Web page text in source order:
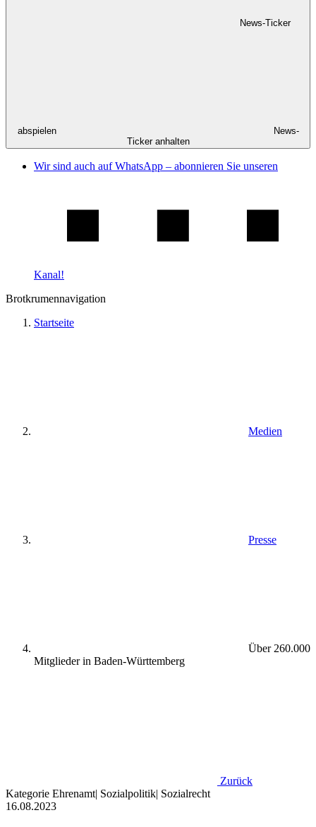
News-Ticker
abspielen
News-
Ticker anhalten
Wir sind auch auf WhatsApp – abonnieren Sie unseren
Kanal!
Brotkrumennavigation
Startseite
Medien
Presse
Über 260.000
Mitglieder in Baden-Württemberg
Zurück
Kategorie Ehrenamt| Sozialpolitik| Sozialrecht
16.08.2023